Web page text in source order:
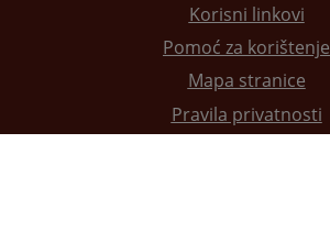
Korisni linkovi
Pomoć za korištenje
Mapa stranice
Pravila privatnosti